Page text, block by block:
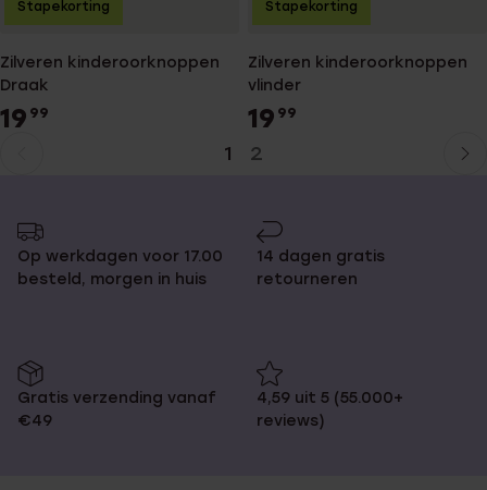
Zilveren kinderoorknoppen
Draak
19 99
Stapekorting
Zilveren kinderoorknoppen
vlinder
19 99
Stapekorting
1 2
Op werkdagen voor 17.00
besteld, morgen in huis
14 dagen gratis
retourneren
Gratis verzending vanaf
€49
4,59 uit 5 (55.000+
reviews)